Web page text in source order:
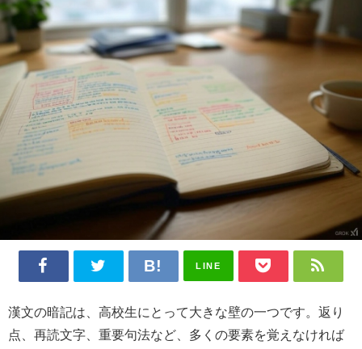
LINE
漢文の暗記は、高校生にとって大きな壁の一つです。返り
点、再読文字、重要句法など、多くの要素を覚えなければ